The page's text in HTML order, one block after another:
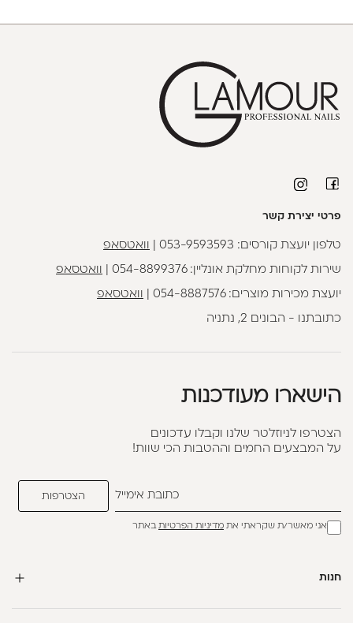
פרטי יצירת קשר
טלפון יועצת קורסים: 053-9593593 וואטסאפ
שירות לקוחות מחלקת אונליין:054-8899376 וואטסאפ
יועצת מכירות מוצרים:054-8887576 וואטסאפ
כתובתנו - הבונים 2, נתניה
הישארו מעודכנות
הצטרפו לניוזלטר שלנו וקבלו עדכונים
על המבצעים החמים וההטבות הכי שוות!
אני מאשר/ת שקראתי את מדיניות הפרטיותבאתר
חנות